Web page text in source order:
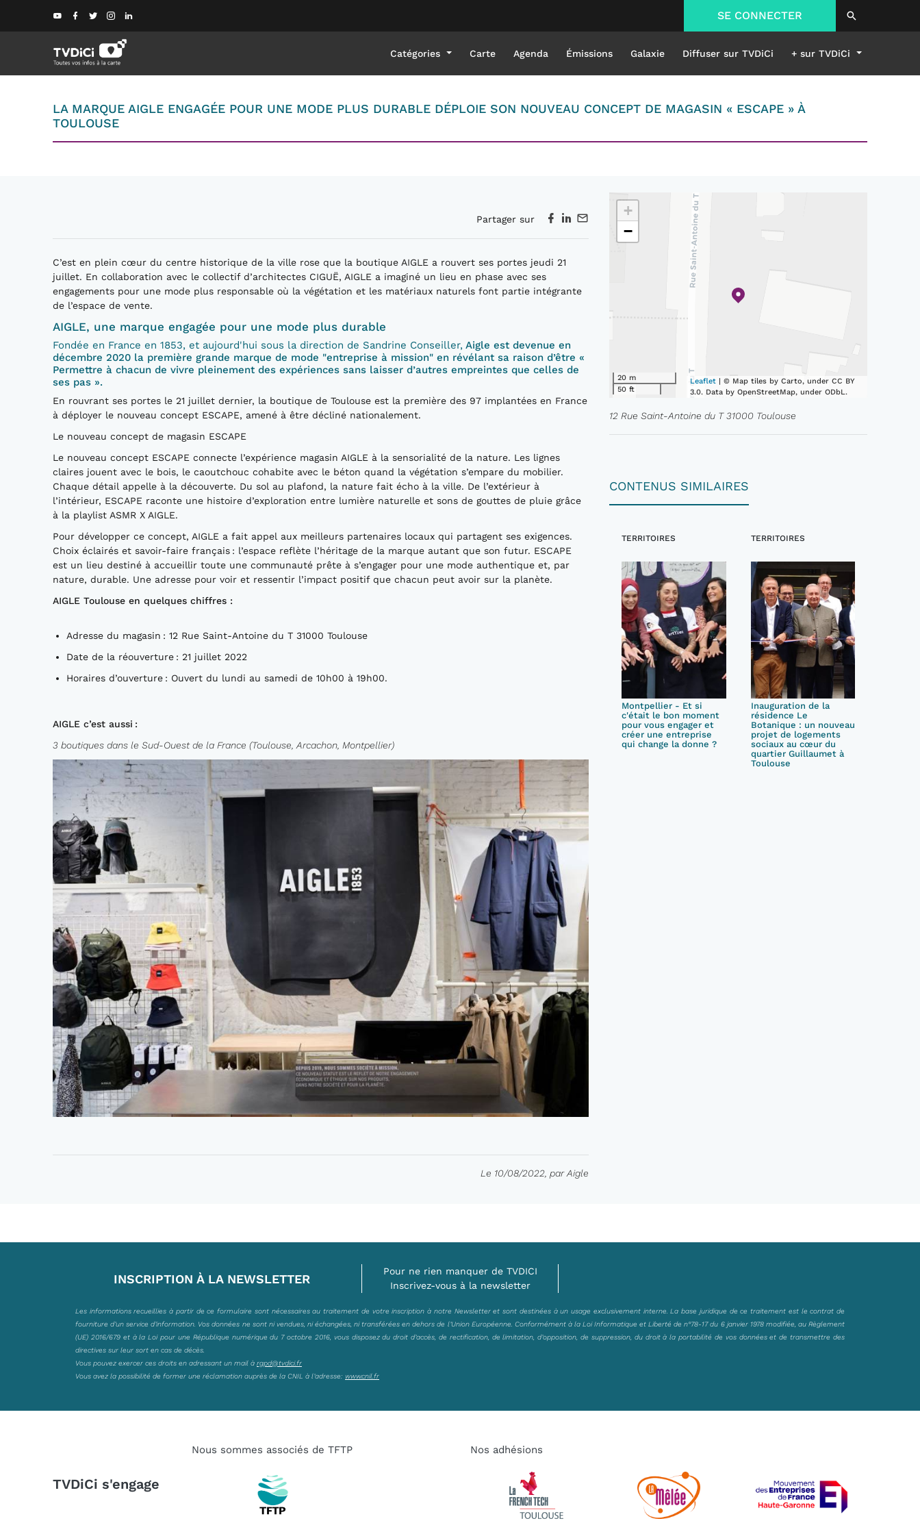
SE CONNECTER
Catégories Carte Agenda Émissions Galaxie Diffuser sur TVDiCi + sur TVDiCi
LA MARQUE AIGLE ENGAGÉE POUR UNE MODE PLUS DURABLE DÉPLOIE SON NOUVEAU CONCEPT DE MAGASIN « ESCAPE » À
TOULOUSE
Partager sur
C’est en plein cœur du centre historique de la ville rose que la boutique AIGLE a rouvert ses portes jeudi 21
juillet. En collaboration avec le collectif d’architectes CIGUË, AIGLE a imaginé un lieu en phase avec ses
engagements pour une mode plus responsable où la végétation et les matériaux naturels font partie intégrante
de l’espace de vente.
AIGLE, une marque engagée pour une mode plus durable
Fondée en France en 1853, et aujourd'hui sous la direction de Sandrine Conseiller, Aigle est devenue en
décembre 2020 la première grande marque de mode "entreprise à mission" en révélant sa raison d’être «
Permettre à chacun de vivre pleinement des expériences sans laisser d’autres empreintes que celles de
ses pas ».
En rouvrant ses portes le 21 juillet dernier, la boutique de Toulouse est la première des 97 implantées en France
à déployer le nouveau concept ESCAPE, amené à être décliné nationalement.
Le nouveau concept de magasin ESCAPE
Le nouveau concept ESCAPE connecte l’expérience magasin AIGLE à la sensorialité de la nature. Les lignes
claires jouent avec le bois, le caoutchouc cohabite avec le béton quand la végétation s’empare du mobilier.
Chaque détail appelle à la découverte. Du sol au plafond, la nature fait écho à la ville. De l’extérieur à
l’intérieur, ESCAPE raconte une histoire d’exploration entre lumière naturelle et sons de gouttes de pluie grâce
à la playlist ASMR X AIGLE.
Pour développer ce concept, AIGLE a fait appel aux meilleurs partenaires locaux qui partagent ses exigences.
Choix éclairés et savoir-faire français : l’espace reflète l’héritage de la marque autant que son futur. ESCAPE
est un lieu destiné à accueillir toute une communauté prête à s’engager pour une mode authentique et, par
nature, durable. Une adresse pour voir et ressentir l’impact positif que chacun peut avoir sur la planète.
AIGLE Toulouse en quelques chiffres :
Adresse du magasin : 12 Rue Saint-Antoine du T 31000 Toulouse
Date de la réouverture : 21 juillet 2022
Horaires d’ouverture : Ouvert du lundi au samedi de 10h00 à 19h00.
AIGLE c’est aussi :
3 boutiques dans le Sud-Ouest de la France (Toulouse, Arcachon, Montpellier)
Le 10/08/2022, par Aigle
+
−
20 m
50 ft
Leaflet | © Map tiles by Carto, under CC BY
3.0. Data by OpenStreetMap, under ODbL.
12 Rue Saint-Antoine du T 31000 Toulouse
CONTENUS SIMILAIRES
TERRITOIRES
Montpellier - Et si
c'était le bon moment
pour vous engager et
créer une entreprise
qui change la donne ?
TERRITOIRES
Inauguration de la
résidence Le
Botanique : un nouveau
projet de logements
sociaux au cœur du
quartier Guillaumet à
Toulouse
INSCRIPTION À LA NEWSLETTER
Pour ne rien manquer de TVDICI
Inscrivez-vous à la newsletter
Les informations recueillies à partir de ce formulaire sont nécessaires au traitement de votre inscription à notre Newsletter et sont destinées à un usage exclusivement interne. La base juridique de ce traitement est le contrat de
fourniture d’un service d’information. Vos données ne sont ni vendues, ni échangées, ni transférées en dehors de l’Union Européenne. Conformément à la Loi Informatique et Liberté de n°78-17 du 6 janvier 1978 modifiée, au Règlement
(UE) 2016/679 et à la Loi pour une République numérique du 7 octobre 2016, vous disposez du droit d’accès, de rectification, de limitation, d’opposition, de suppression, du droit à la portabilité de vos données et de transmettre des
directives sur leur sort en cas de décès.
Vous pouvez exercer ces droits en adressant un mail à rgpd@tvdici.fr
Vous avez la possibilité de former une réclamation auprès de la CNIL à l’adresse: www.cnil.fr
TVDiCi s'engage
Nous sommes associés de TFTP Nos adhésions